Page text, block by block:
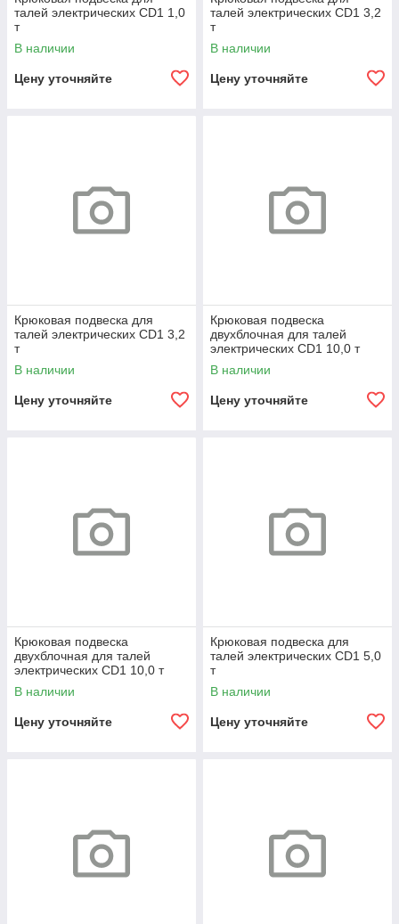
талей электрических CD1 1,0
т
В наличии
Цену уточняйте
талей электрических CD1 3,2
т
В наличии
Цену уточняйте
Крюковая подвеска для
талей электрических CD1 3,2
т
В наличии
Цену уточняйте
Крюковая подвеска
двухблочная для талей
электрических CD1 10,0 т
В наличии
Цену уточняйте
Крюковая подвеска
двухблочная для талей
электрических CD1 10,0 т
В наличии
Цену уточняйте
Крюковая подвеска для
талей электрических CD1 5,0
т
В наличии
Цену уточняйте